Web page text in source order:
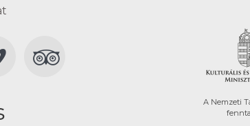
A Nemzeti